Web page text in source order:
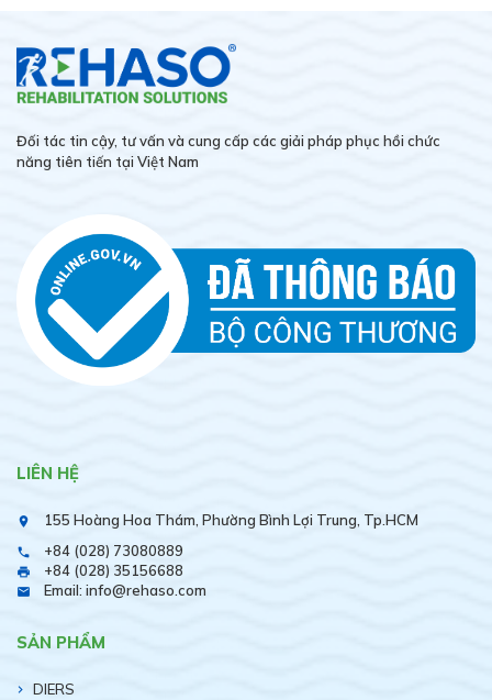
Đối tác tin cậy, tư vấn và cung cấp các giải pháp phục hồi chức
năng tiên tiến tại Việt Nam
LIÊN HỆ
place 155 Hoàng Hoa Thám, Phường Bình Lợi Trung, Tp.HCM
phone +84 (028) 73080889
print +84 (028) 35156688
email Email: info@rehaso.com
SẢN PHẨM
DIERS